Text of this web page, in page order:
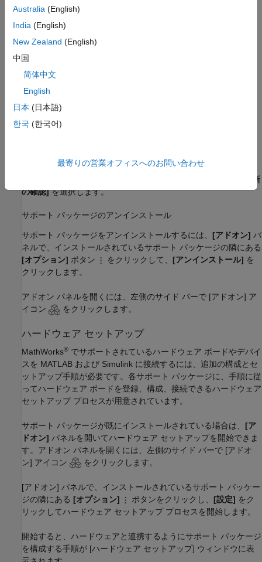
アドオン エクスプローラー ウィンドウで、サポート パッケ
サポート パッケージの更新
[更新
の確認]を選択します。
サポート パッケージのアンインストール
サポート パッケージをアンインストールするには、 [アドオン] パ
ネルで、インストールされているサポート パッケージの隣にある
[オプション] ボタン をクリックして、 [アンインストール] を
クリックします。
アドオン パネルを開くには、左側のサイド バーで [アドオン] ア
イコン
をクリックします。
ハードウェア セットアップ
MathWorks® でサポートされているハードウェア ボードやデバイ
スを MATLAB および Simulink に接続するには、追加の構成とセ
ットアップ手順が必要です。各サポート パッケージに、手順に従
ってハードウェア ボードを登録、構成、接続できるハードウェア
セットアップ プロセスが用意されています。
サポート パッケージが既にインストールされている場合は、 [ア
ドオン] パネルを開いてハードウェア セットアップを開始できま
す。アドオン パネルを開くには、左側のサイド バーで [アドオ
ン] アイコン
をクリックします。
[アドオン] パネルで、インストールされているサポート パッケー
ジの隣にある [オプション] ボタンをクリックし、 [設定] をク
リックしてハードウェア セットアップ プロセスを開始します。
開始すると、ハードウェアと連携するようにサポート パッケージ
を構成する手順が [ハードウェア セットアップ] ウィンドウに表
Australia (English)
India (English)
New Zealand (English)
中国
简体中文
English
日本 (日本語)
한국 (한국어)
最寄りの営業オフィスへのお問い合わせ